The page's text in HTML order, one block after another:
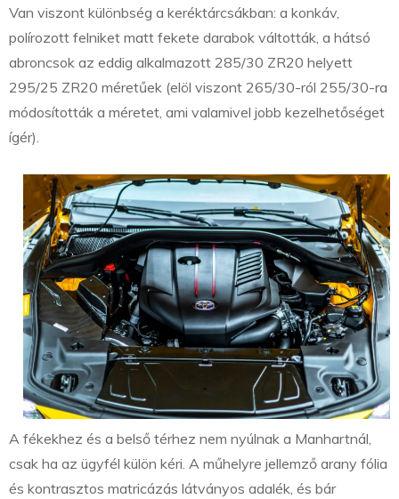
Van viszont különbség a keréktárcsákban: a konkáv,
polírozott felniket matt fekete darabok váltották, a hátsó
abroncsok az eddig alkalmazott 285/30 ZR20 helyett
295/25 ZR20 méretűek (elöl viszont 265/30-ról 255/30-ra
módosították a méretet, ami valamivel jobb kezelhetőséget
ígér).
A fékekhez és a belső térhez nem nyúlnak a Manhartnál,
csak ha az ügyfél külön kéri. A műhelyre jellemző arany fólia
és kontrasztos matricázás látványos adalék, és bár